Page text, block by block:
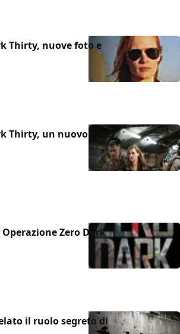
Thirty, nuove foto e
Thirty, un nuovo spot
Zero Dark
il ruolo segreto di